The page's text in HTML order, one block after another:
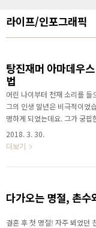
라이프/인포그래픽
탕진재머 아마데우스 모차르트가 알
법
어린 나이부터 천재 소리를
그의 인생 말년은 비극적이었
명하게 되었는데요. 그가 궁핍
원인이라고 합니다. 돈을 벌
중에도 “쓰죽회(다 쓰고 죽자
재머(탕진잼을 즐기는 사람)
2018. 3. 30.
더보기
다가오는 명절, 촌수
결혼 후 첫 명절! 자주 뵈었던